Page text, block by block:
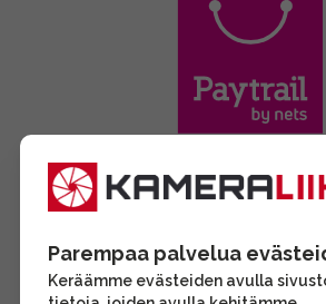
Parempaa palvelua
Keräämme evästeiden avulla